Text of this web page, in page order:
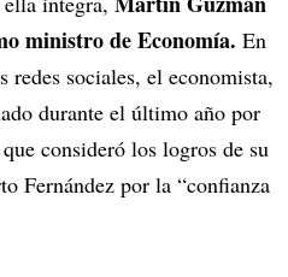
ministro de Economía. En
redes sociales, el economista,
durante el último año por
consideró los logros de su
Fernández por la “confianza